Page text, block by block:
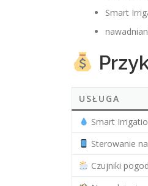
Smart
USŁUGA
Smart
Sterowanie
Czujniki